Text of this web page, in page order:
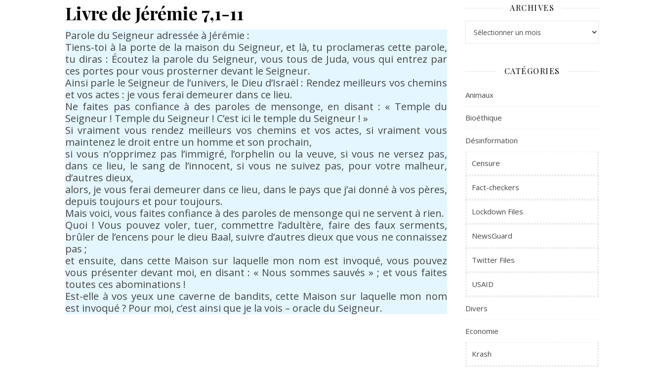
Livre de Jérémie 7,1-11
Parole du Seigneur adressée à Jérémie :
Tiens-toi à la porte de la maison du Seigneur, et là, tu proclameras cette parole,
tu diras : Écoutez la parole du Seigneur, vous tous de Juda, vous qui entrez par
ces portes pour vous prosterner devant le Seigneur.
Ainsi parle le Seigneur de l’univers, le Dieu d’Israël : Rendez meilleurs vos chemins
et vos actes : je vous ferai demeurer dans ce lieu.
Ne faites pas confiance à des paroles de mensonge, en disant : « Temple du
Seigneur ! Temple du Seigneur ! C’est ici le temple du Seigneur ! »
Si vraiment vous rendez meilleurs vos chemins et vos actes, si vraiment vous
maintenez le droit entre un homme et son prochain,
si vous n’opprimez pas l’immigré, l’orphelin ou la veuve, si vous ne versez pas,
dans ce lieu, le sang de l’innocent, si vous ne suivez pas, pour votre malheur,
d’autres dieux,
alors, je vous ferai demeurer dans ce lieu, dans le pays que j’ai donné à vos pères,
depuis toujours et pour toujours.
Mais voici, vous faites confiance à des paroles de mensonge qui ne servent à rien.
Quoi ! Vous pouvez voler, tuer, commettre l’adultère, faire des faux serments,
brûler de l’encens pour le dieu Baal, suivre d’autres dieux que vous ne connaissez
pas ;
et ensuite, dans cette Maison sur laquelle mon nom est invoqué, vous pouvez
vous présenter devant moi, en disant : « Nous sommes sauvés » ; et vous faites
toutes ces abominations !
Est-elle à vos yeux une caverne de bandits, cette Maison sur laquelle mon nom
est invoqué ? Pour moi, c’est ainsi que je la vois – oracle du Seigneur.
ARCHIVES
CATÉGORIES
Animaux
Bioéthique
Désinformation
Censure
Fact-checkers
Lockdown Files
NewsGuard
Twitter Files
USAID
Divers
Economie
Krash